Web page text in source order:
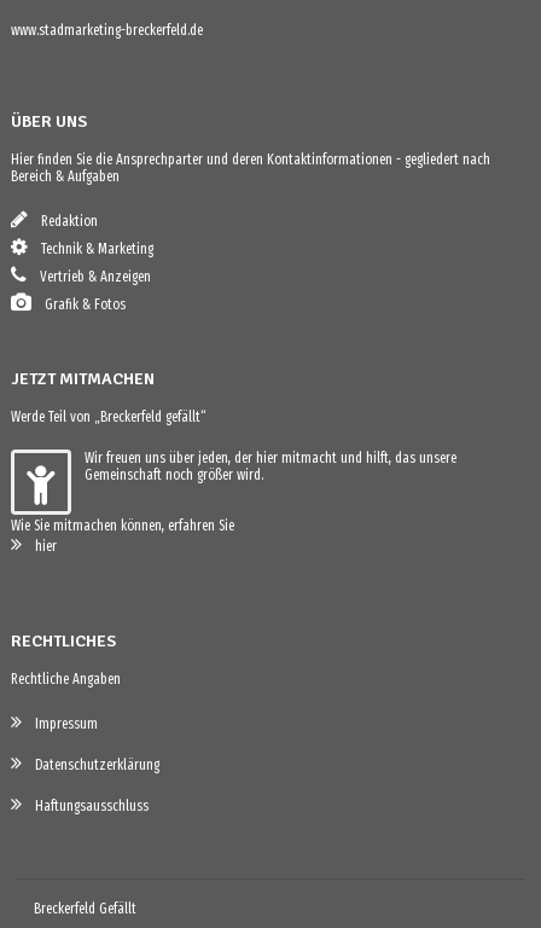
www.stadmarketing-breckerfeld.de
ÜBER UNS
Hier finden Sie die Ansprechparter und deren Kontaktinformationen - gegliedert nach
Bereich & Aufgaben
Redaktion
Technik & Marketing
Vertrieb & Anzeigen
Grafik & Fotos
JETZT MITMACHEN
Werde Teil von „Breckerfeld gefällt“
Wir freuen uns über jeden, der hier mitmacht und hilft, das unsere
Gemeinschaft noch größer wird.
Wie Sie mitmachen können, erfahren Sie
hier
RECHTLICHES
Rechtliche Angaben
Impressum
Datenschutzerklärung
Haftungsausschluss
Breckerfeld Gefällt